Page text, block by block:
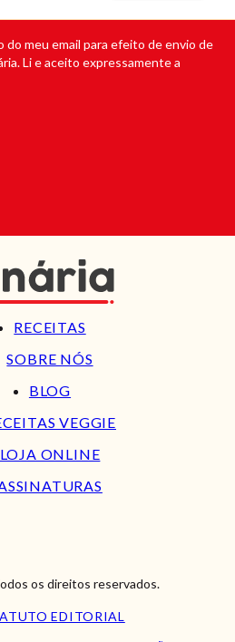
meu email para efeito de envio de
Li e aceito expressamente a
RECEITAS
SOBRE NÓS
BLOG
VEGGIE
LOJA ONLINE
os direitos reservados.
EDITORIAL